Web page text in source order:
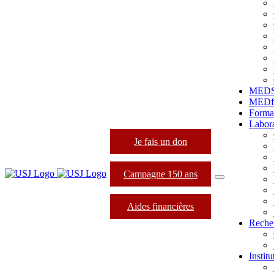
Je fais un don
Campagne 150 ans
Aides financières